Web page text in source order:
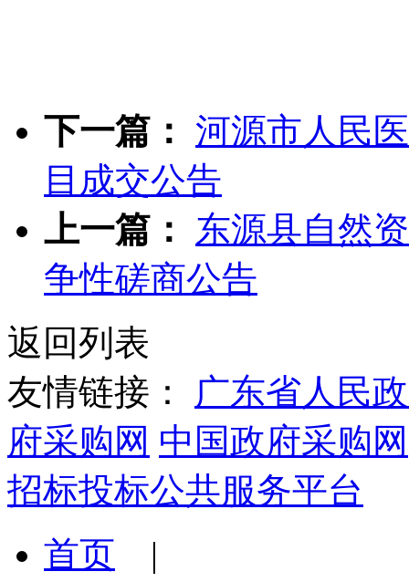
下一篇： 河源市人民
目成交公告
上一篇：
东源县自然
争性磋商公告
返回列表
友情链接： 广东省人民
府采购网 中国政府采购网
招标投标公共服务平台
首页 |